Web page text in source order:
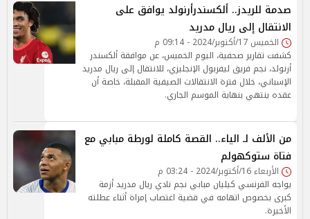
صدمة للريدز.. ألكسندرأرنولد يوافق على
الانتقال إلى ريال مدريد
الخميس 17/أكتوبر/2024 - 09:14 م
كشفت تقارير صحفية، اليوم الخميس، عن موافقة ألكسندر
أرنولد، نجم فريق ليفربول الإنجليزي، للانتقال إلى ريال مدريد
الإسباني، خلال فترة الانتقالات الصيفية المقبلة، خاصة أن
عقده ينتهي بنهاية الموسم الجاري.
من الألف لـ الياء.. القصة كاملة لورطة مبابي مع
فتاة ستوكهولم
الأربعاء 16/أكتوبر/2024 - 03:24 م
يواجه الفرنسي كيليان مبابي نجم نادي ريال مدريد أزمة
كبرى بخصوص اتهامه في قضية اغتصاب إمراة أثناء عطلته
الأخيرة.